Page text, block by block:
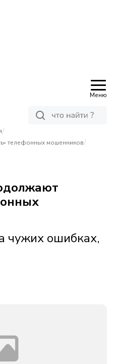
Меню
/
телефонных мошенников/
чужих ошибках,